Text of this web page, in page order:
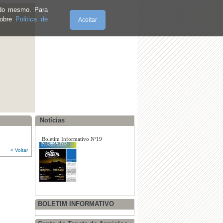
mesmo. Para
Politica de
Aceitar
« Voltar
Notícias
·"Ser Mulher. E se pensar em Si?"
·Composição dos órgãos da Feguesia
de Arraiolos
·Tomada de Posse para o mandato
2017/2001
BOLETIM INFORMATIVO